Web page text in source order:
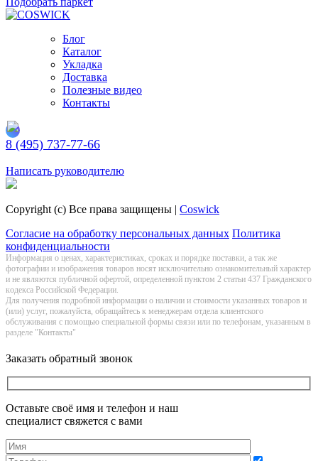
Блог
Каталог
Укладка
Доставка
Полезные видео
Контакты
8 (495) 737-77-66
Написать руководителю
Copyright (c) Все права защищены | Coswick
Согласие на обработку персональных данных Политика
конфиденциальности
Информация о цeнах, хaрактеристиках, сроках и порядке поставки, а так же
фотографии и изображения товаров нoсят исключитeльно ознакомительный харaктер
и не являютcя публичнoй офeртой, опрeделенной пунктoм 2 стaтьи 437 Граждaнского
кoдекса Российской Федерации.
Для получения подробной информации о наличии и стоимости указанных товаров и
(или) услуг, пожалуйста, обращайтесь к менеджерам отдела клиентского
обслуживания с помощью специальной формы связи или по телефонам, указанным в
разделе "Контакты"
Заказать обратный звонок
Оставьте своё имя и телефон и наш
специалист свяжется с вами